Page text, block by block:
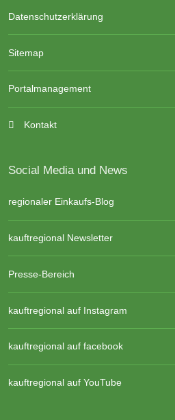
Datenschutzerklärung
Sitemap
Portalmanagement
Kontakt
Social Media und News
regionaler Einkaufs-Blog
kauftregional Newsletter
Presse-Bereich
kauftregional auf Instagram
kauftregional auf facebook
kauftregional auf YouTube